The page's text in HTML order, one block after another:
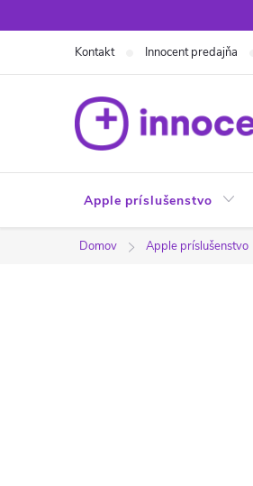
na
Kontakt Innocent predajňa
Apple príslušenstvo
Domov Apple príslušenstvo